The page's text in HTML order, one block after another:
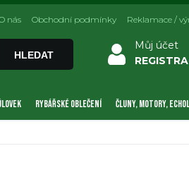
HLEDAT
Můj účet
nás Obchodní podmínky Reklamace /
RYBÁŘSKÉ OBLEČENÍ ČLUNY, MOTORY,